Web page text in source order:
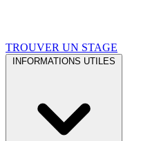
TROUVER UN STAGE
INFORMATIONS UTILES